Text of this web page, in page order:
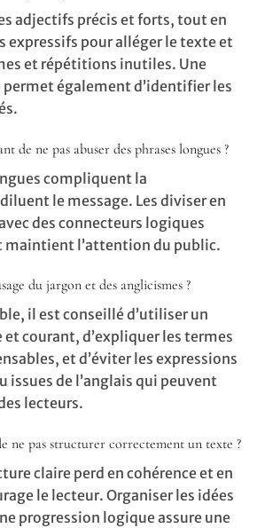
adjectifs précis et forts, tout en
expressifs pour alléger le texte et
et répétitions inutiles. Une
également d’identifier les
de ne pas abuser des phrases longues ?
compliquent la
le message. Les diviser en
des connecteurs logiques
maintient l’attention du public.
du jargon et des anglicismes ?
il est conseillé d’utiliser un
courant, d’expliquer les termes
et d’éviter les expressions
issues de l’anglais qui peuvent
lecteurs.
ne pas structurer correctement un texte ?
claire perd en cohérence et en
le lecteur. Organiser les idées
progression logique assure une